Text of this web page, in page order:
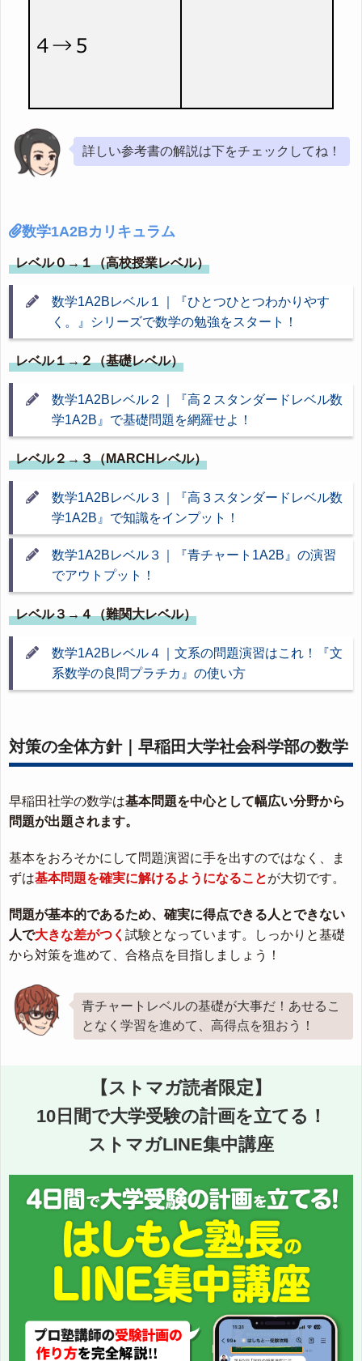
詳しい参考書の解説は下をチェックしてね！
数学1A2Bカリキュラム
レベル０→１（高校授業レベル）
数学1A2Bレベル１｜『ひとつひとつわかりやす
く。』シリーズで数学の勉強をスタート！
レベル１→２（基礎レベル）
数学1A2Bレベル２｜『高２スタンダードレベル数
学1A2B』で基礎問題を網羅せよ！
レベル２→３（MARCHレベル）
数学1A2Bレベル３｜『高３スタンダードレベル数
学1A2B』で知識をインプット！
数学1A2Bレベル３｜『青チャート1A2B』の演習
でアウトプット！
レベル３→４（難関大レベル）
数学1A2Bレベル４｜文系の問題演習はこれ！『文
系数学の良問プラチカ』の使い方
対策の全体方針｜早稲田大学社会科学部の数学
早稲田社学の数学は基本問題を中心として幅広い分野から
問題が出題されます。
基本をおろそかにして問題演習に手を出すのではなく、ま
ずは基本問題を確実に解けるようになることが大切です。
問題が基本的であるため、確実に得点できる人とできない
人で大きな差がつく 試験となっています。しっかりと基礎
から対策を進めて、合格点を目指しましょう！
青チャートレベルの基礎が大事だ！あせるこ
となく学習を進めて、高得点を狙おう！
【ストマガ読者限定】
10日間で大学受験の計画を立てる！
ストマガLINE集中講座